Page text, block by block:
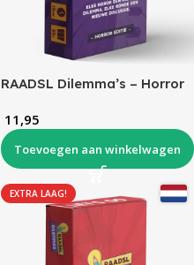
RAADSL Dilemma’s – Horror
11,95
Toevoegen aan winkelwagen
EXTRA LAAG!